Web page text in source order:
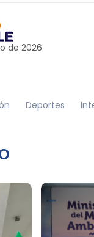
de 2026
Deportes